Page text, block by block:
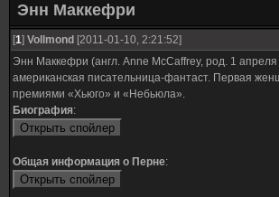
Энн Маккефри
[1] Vollmond [2011-01-10, 2:21:52]
Энн Маккефри (англ. Anne McCaffrey, род. 1
американская писательница-фантаст. Первая
премиями «Хьюго» и «Небьюла».
Биография:
Общая информация о Перне: